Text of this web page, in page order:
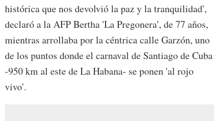
histórica que nos devolvió la paz y la tranquilidad',
declaró a la AFP Bertha 'La Pregonera', de 77 años,
mientras arrollaba por la céntrica calle Garzón, uno
de los puntos donde el carnaval de Santiago de Cuba
-950 km al este de La Habana- se ponen 'al rojo
vivo'.